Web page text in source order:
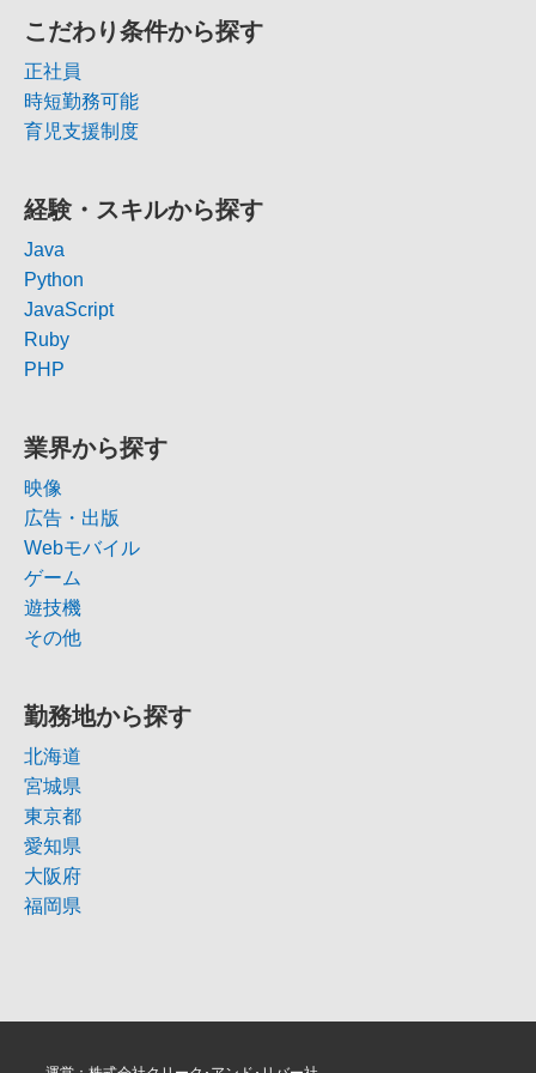
こだわり条件から探す
正社員
時短勤務可能
育児支援制度
経験・スキルから探す
Java
Python
JavaScript
Ruby
PHP
業界から探す
映像
広告・出版
Webモバイル
ゲーム
遊技機
その他
勤務地から探す
北海道
宮城県
東京都
愛知県
大阪府
福岡県